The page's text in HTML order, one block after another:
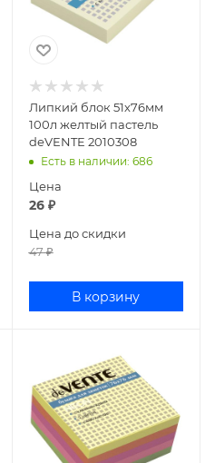
Липкий блок 51х76мм
100л желтый пастель
deVENTE 2010308
Есть в наличии: 686
Цена
26₽
Цена до скидки
47₽
В корзину